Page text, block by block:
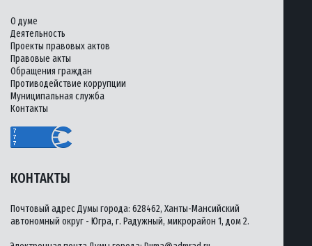
КОНТАКТЫ
Почтовый адрес Думы города: 628462, Ханты-Мансийский
автономный округ - Югра, г. Радужный, микрорайон 1, дом 2.
О думе
Деятельность
Проекты правовых актов
Правовые акты
Обращения граждан
Противодействие коррупции
Муниципальная служба
Контакты